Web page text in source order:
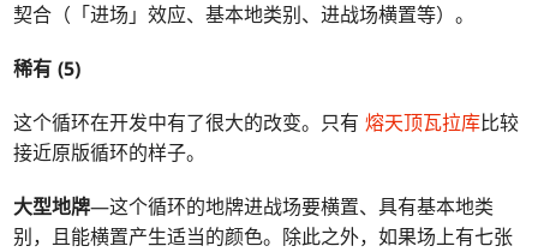
契合（「进场」效应、基本地类别、进战场横置等）。
稀有 (5)
这个循环在开发中有了很大的改变。只有熔天顶瓦拉库比较
接近原版循环的样子。
大型地牌—这个循环的地牌进战场要横置、具有基本地类
别，且能横置产生适当的颜色。除此之外，如果场上有七张